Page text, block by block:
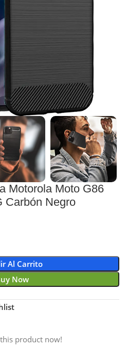
Motorola Moto G86
Carbón Negro
Al Carrito
Now
product now!